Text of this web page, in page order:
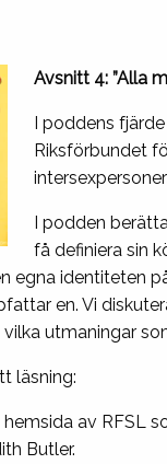
Avsnitt 4: ”Alla
I poddens
Riksförbundet
I podden
få definiera sin
egna identiteten
en. Vi
utmaningar
läsning:
hemsida av RFSL
Butler.